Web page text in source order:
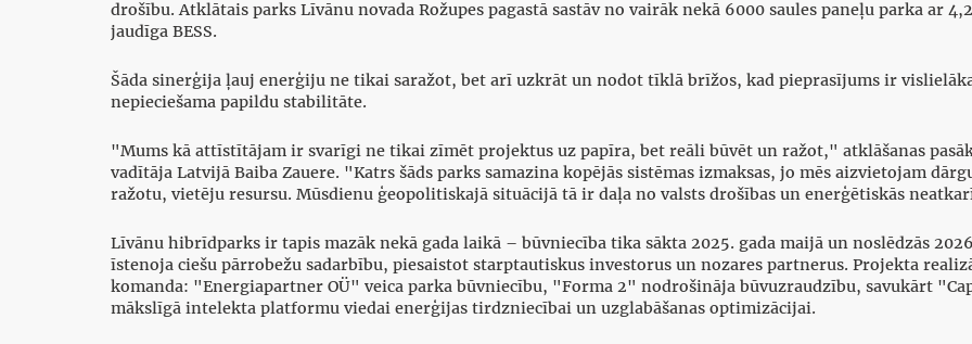
drošību. Atklātais parks Līvānu novada Rožupes pagastā sastāv no vairāk nekā 6000 saules paneļu parka ar
jaudīga BESS.
Šāda sinerģija ļauj enerģiju ne tikai saražot, bet arī uzkrāt un nodot tīklā brīžos, kad pieprasījums ir
nepieciešama papildu stabilitāte.
"Mums kā attīstītājam ir svarīgi ne tikai zīmēt projektus uz papīra, bet reāli būvēt un ražot," atklāšanas
vadītāja Latvijā Baiba Zauere. "Katrs šāds parks samazina kopējās sistēmas izmaksas, jo mēs aizvietojam
ražotu, vietēju resursu. Mūsdienu ģeopolitiskajā situācijā tā ir daļa no valsts drošības un enerģētiskās
Līvānu hibrīdparks ir tapis mazāk nekā gada laikā – būvniecība tika sākta 2025. gada maijā un noslēdzās
īstenoja ciešu pārrobežu sadarbību, piesaistot starptautiskus investorus un nozares partnerus. Projekta
komanda: "Energiapartner OÜ" veica parka būvniecību, "Forma 2" nodrošināja būvuzraudzību, savukārt
mākslīgā intelekta platformu viedai enerģijas tirdzniecībai un uzglabāšanas optimizācijai.